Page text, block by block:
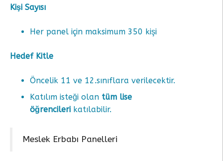
Kişi Sayısı
Her panel için maksimum 350 kişi
Hedef Kitle
Öncelik 11 ve 12.sınıflara verilecektir.
Katılım isteği olan tüm lise
öğrencileri katılabilir.
Meslek Erbabı Panelleri